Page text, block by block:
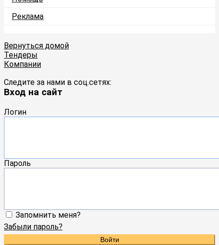
Реклама
Вернуться домой
Тендеры
Компании
Следите за нами в соц.сетях:
Вход на сайт
Логин
Пароль
Запомнить меня?
Забыли пароль?
Войти